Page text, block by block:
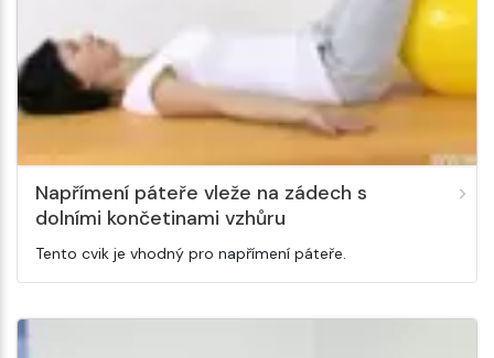
Napřímení páteře vleže na zádech s
dolními končetinami vzhůru
Tento cvik je vhodný pro napřímení páteře.